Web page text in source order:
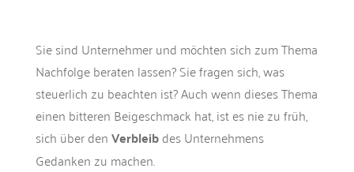
Sie sind Unternehmer und möchten sich zum Thema
Nachfolge beraten lassen? Sie fragen sich, was
steuerlich zu beachten ist? Auch wenn dieses Thema
einen bitteren Beigeschmack hat, ist es nie zu früh,
sich über denVerbleibdes Unternehmens
Gedanken zu machen.